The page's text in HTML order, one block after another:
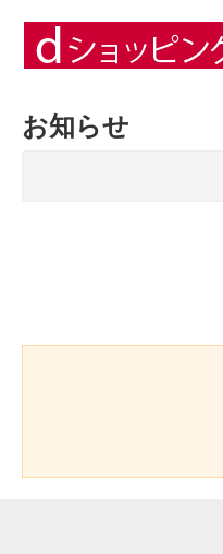
お知らせ